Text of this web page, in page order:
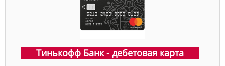
Тинькофф Банк - дебетовая карта